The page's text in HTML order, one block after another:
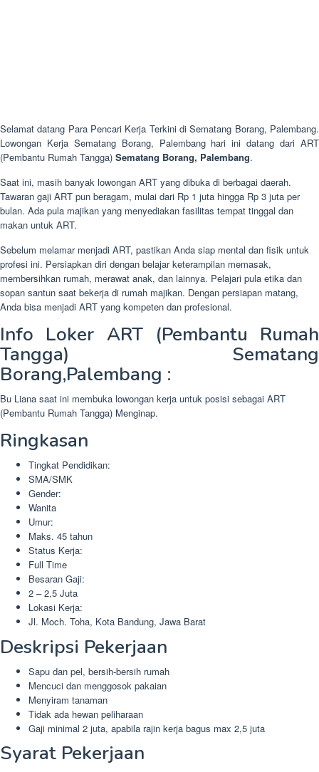
Selamat datang Para Pencari Kerja Terkini di Sematang Borang, Palembang.
Lowongan Kerja Sematang Borang, Palembang hari ini datang dari ART
(Pembantu Rumah Tangga) Sematang Borang, Palembang.
Saat ini, masih banyak lowongan ART yang dibuka di berbagai daerah.
Tawaran gaji ART pun beragam, mulai dari Rp 1 juta hingga Rp 3 juta per
bulan. Ada pula majikan yang menyediakan fasilitas tempat tinggal dan
makan untuk ART.
Sebelum melamar menjadi ART, pastikan Anda siap mental dan fisik untuk
profesi ini. Persiapkan diri dengan belajar keterampilan memasak,
membersihkan rumah, merawat anak, dan lainnya. Pelajari pula etika dan
sopan santun saat bekerja di rumah majikan. Dengan persiapan matang,
Anda bisa menjadi ART yang kompeten dan profesional.
Info Loker ART (Pembantu Rumah
Tangga) Sematang
Borang,Palembang :
Bu Liana saat ini membuka lowongan kerja untuk posisi sebagai ART
(Pembantu Rumah Tangga) Menginap.
Ringkasan
Tingkat Pendidikan:
SMA/SMK
Gender:
Wanita
Umur:
Maks. 45 tahun
Status Kerja:
Full Time
Besaran Gaji:
2 – 2,5 Juta
Lokasi Kerja:
Jl. Moch. Toha, Kota Bandung, Jawa Barat
Deskripsi Pekerjaan
Sapu dan pel, bersih-bersih rumah
Mencuci dan menggosok pakaian
Menyiram tanaman
Tidak ada hewan peliharaan
Gaji minimal 2 juta, apabila rajin kerja bagus max 2,5 juta
Syarat Pekerjaan